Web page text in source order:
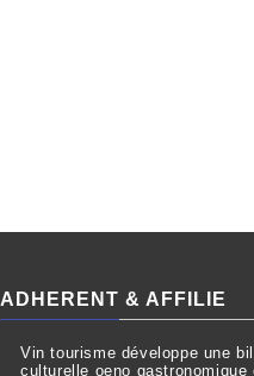
ADHERENT & AFFILIE
Vin tourisme développe une
culturelle oeno gastronomique